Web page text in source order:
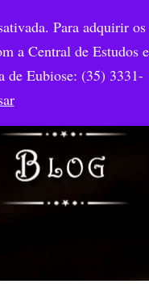
Para adquirir os
a Central de Estudos e
de Eubiose: (35) 3331-